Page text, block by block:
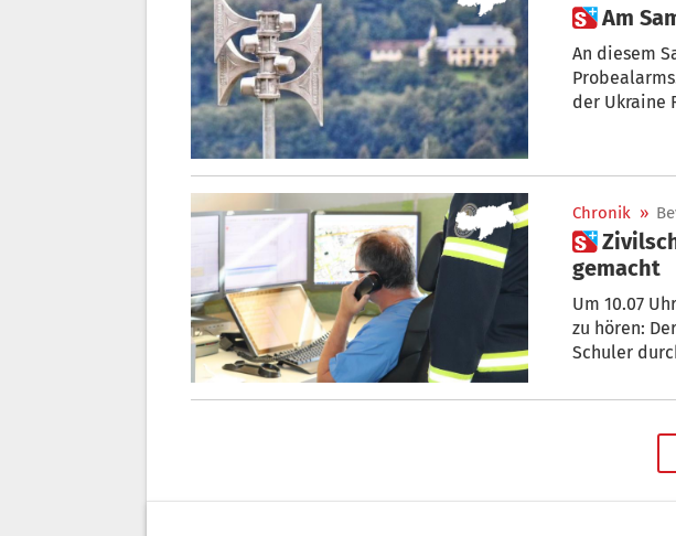
 Am
An diesem
der Ukraine
Chronik »
 Zivilschutz-Probealarm: Bevölkerung mit Sirenensignal vertraut
gemacht
Um 10.07
zu hören:
Schuler